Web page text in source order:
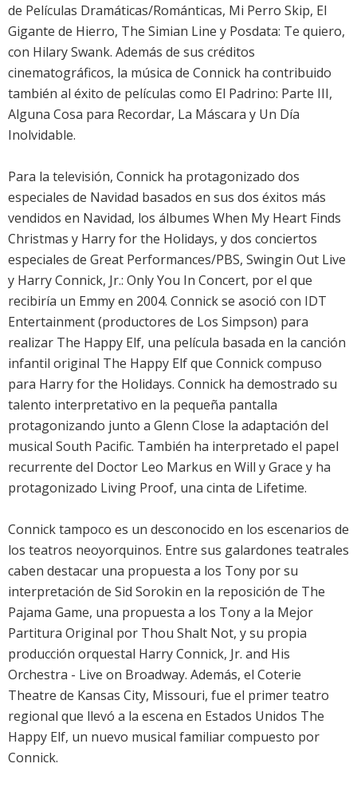
de Películas Dramáticas/Románticas, Mi Perro Skip, El
Gigante de Hierro, The Simian Line y Posdata: Te quiero,
con Hilary Swank. Además de sus créditos
cinematográficos, la música de Connick ha contribuido
también al éxito de películas como El Padrino: Parte III,
Alguna Cosa para Recordar, La Máscara y Un Día
Inolvidable.
Para la televisión, Connick ha protagonizado dos
especiales de Navidad basados en sus dos éxitos más
vendidos en Navidad, los álbumes When My Heart Finds
Christmas y Harry for the Holidays, y dos conciertos
especiales de Great Performances/PBS, Swingin Out Live
y Harry Connick, Jr.: Only You In Concert, por el que
recibiría un Emmy en 2004. Connick se asoció con IDT
Entertainment (productores de Los Simpson) para
realizar The Happy Elf, una película basada en la canción
infantil original The Happy Elf que Connick compuso
para Harry for the Holidays. Connick ha demostrado su
talento interpretativo en la pequeña pantalla
protagonizando junto a Glenn Close la adaptación del
musical South Pacific. También ha interpretado el papel
recurrente del Doctor Leo Markus en Will y Grace y ha
protagonizado Living Proof, una cinta de Lifetime.
Connick tampoco es un desconocido en los escenarios de
los teatros neoyorquinos. Entre sus galardones teatrales
caben destacar una propuesta a los Tony por su
interpretación de Sid Sorokin en la reposición de The
Pajama Game, una propuesta a los Tony a la Mejor
Partitura Original por Thou Shalt Not, y su propia
producción orquestal Harry Connick, Jr. and His
Orchestra - Live on Broadway. Además, el Coterie
Theatre de Kansas City, Missouri, fue el primer teatro
regional que llevó a la escena en Estados Unidos The
Happy Elf, un nuevo musical familiar compuesto por
Connick.